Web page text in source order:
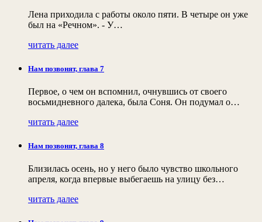
Лена приходила с работы около пяти. В четыре он уже
был на «Речном». - У…
читать далее
Нам позвонят, глава 7
Первое, о чем он вспомнил, очнувшись от своего
восьмидневного далека, была Соня. Он подумал о…
читать далее
Нам позвонят, глава 8
Близилась осень, но у него было чувство школьного
апреля, когда впервые выбегаешь на улицу без…
читать далее